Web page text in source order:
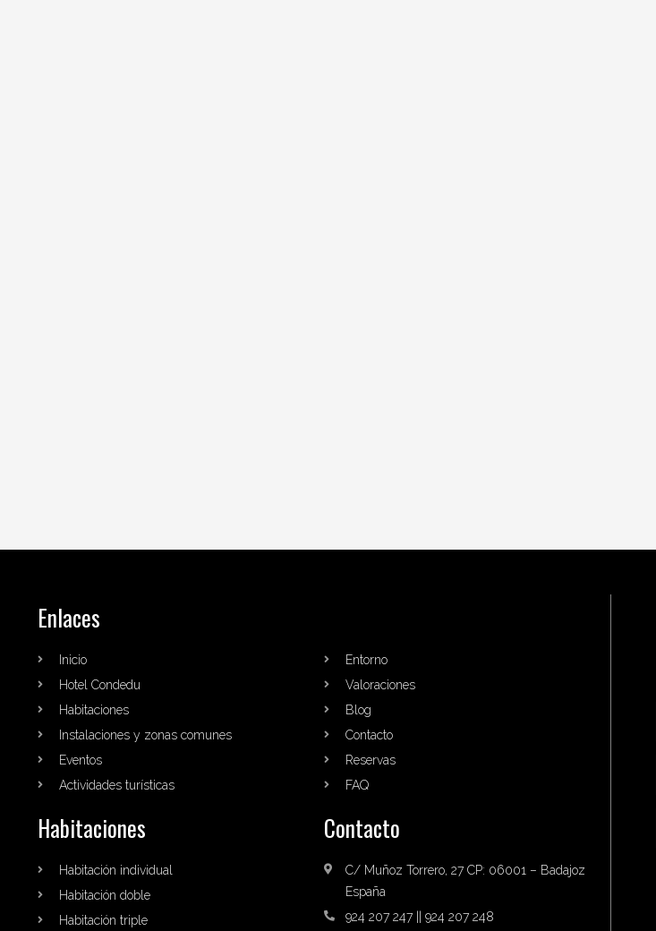
Enlaces
Inicio
Hotel Condedu
Habitaciones
Instalaciones y zonas comunes
Eventos
Actividades turísticas
Entorno
Valoraciones
Blog
Contacto
Reservas
FAQ
Habitaciones
Habitación individual
Habitación doble
Habitación triple
Contacto
C/ Muñoz Torrero, 27 CP: 06001 – Badajoz
España
924 207 247 || 924 207 248